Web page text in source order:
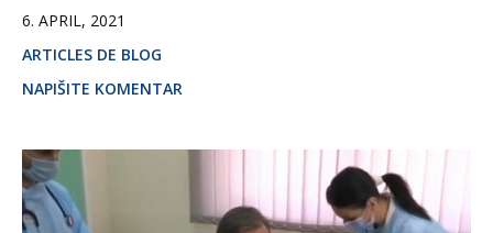
6. APRIL, 2021
ARTICLES DE BLOG
NAPIŠITE KOMENTAR